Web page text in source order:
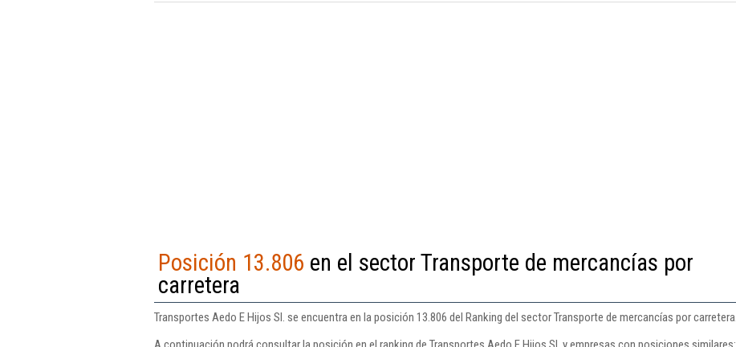
Posición 13.806 en el sector Transporte de mercancías por
carretera
Transportes Aedo E Hijos Sl. se encuentra en la posición 13.806 del Ranking del sector Transporte de mercancías por carretera.